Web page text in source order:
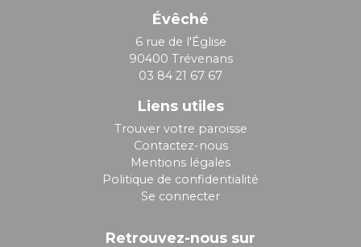
Évêché
6 rue de l'Église
90400 Trévenans
03 84 21 67 67
Liens utiles
Trouver votre paroisse
Contactez-nous
Mentions légales
Politique de confidentialité
Se connecter
Retrouvez-nous sur